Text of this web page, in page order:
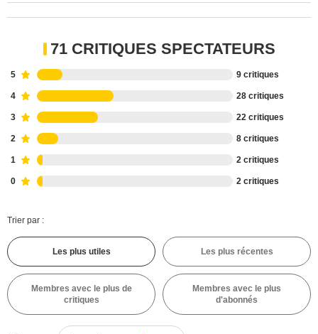
71 CRITIQUES SPECTATEURS
5 9 critiques
4 28 critiques
3 22 critiques
2 8 critiques
1 2 critiques
0 2 critiques
Trier par :
Les plus utiles Les plus récentes
Membres avec le plus de
critiques
Membres avec le plus
d'abonnés